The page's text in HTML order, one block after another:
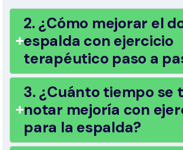
2. ¿Cómo mejorar el
espalda con ejercicio
terapéutico paso a
3. ¿Cuánto tiempo se
notar mejoría con
para la espalda?